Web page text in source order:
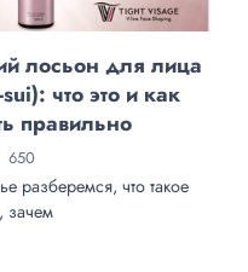
лосьон для лица
что это и как
правильно
650
разберемся, что такое
зачем